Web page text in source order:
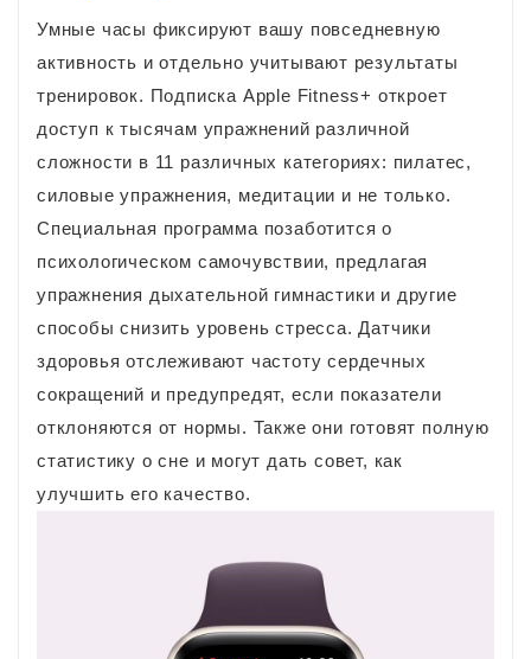
Умные часы фиксируют вашу повседневную
активность и отдельно учитывают результаты
тренировок. Подписка Apple Fitness+ откроет
доступ к тысячам упражнений различной
сложности в 11 различных категориях: пилатес,
силовые упражнения, медитации и не только.
Специальная программа позаботится о
психологическом самочувствии, предлагая
упражнения дыхательной гимнастики и другие
способы снизить уровень стресса. Датчики
здоровья отслеживают частоту сердечных
сокращений и предупредят, если показатели
отклоняются от нормы. Также они готовят полную
статистику о сне и могут дать совет, как
улучшить его качество.